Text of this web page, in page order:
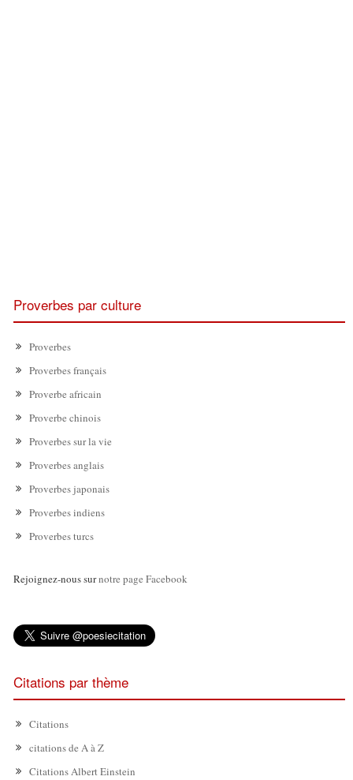
Proverbes par culture
Proverbes
Proverbes français
Proverbe africain
Proverbe chinois
Proverbes sur la vie
Proverbes anglais
Proverbes japonais
Proverbes indiens
Proverbes turcs
Rejoignez-nous surnotre page Facebook
Citations par thème
Citations
citations de A à Z
Citations Albert Einstein